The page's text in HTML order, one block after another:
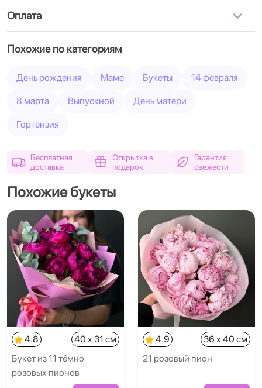
Оплата
Похожие по категориям
День рождения Маме Букеты 14 февраля
8 марта Выпускной День матери
Гортензия
Бесплатная
доставка
Открытка в
подарок
Гарантия
свежести
Похожие букеты
4.8
40 x 31 см
Букет из 11 тёмно
розовых пионов
4.9
36 x 40 см
21 розовый пион